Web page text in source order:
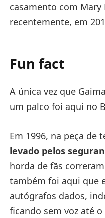
casamento com
recentemente, em
Fun fact
A única vez que
um palco foi aqui no
Em 1996, na peça de
levado pelos
horda de fãs
também foi aqui que
autógrafos dados,
ficando sem voz até